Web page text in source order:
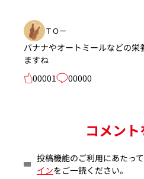
ＴＯー
バナナやオートミールなどの
ますね
00001
00000
コメン
投稿機能のご利用にあたっ
インをご一読ください。